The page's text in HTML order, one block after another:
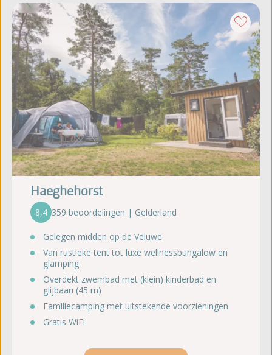
Haeghehorst
8,4 359 beoordelingen | Gelderland
Gelegen midden op de Veluwe
Van rustieke tent tot luxe wellnessbungalow en
glamping
Overdekt zwembad met (klein) kinderbad en
glijbaan (45 m)
Familiecamping met uitstekende voorzieningen
Gratis WiFi